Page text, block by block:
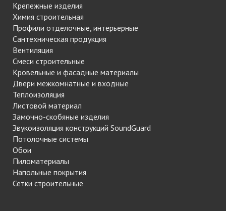
Крепежные изделия
Химия строительная
Профили отделочные, интерьерные
Сантехническая продукция
Вентиляция
Смеси строительные
Кровельные и фасадные материалы
Двери межкомнатные и входные
Теплоизоляция
Листовой материал
Замочно-скобяные изделия
Звукоизоляция конструкций SoundGuard
Потолочные системы
Обои
Пиломатериалы
Напольные покрытия
Сетки строительные